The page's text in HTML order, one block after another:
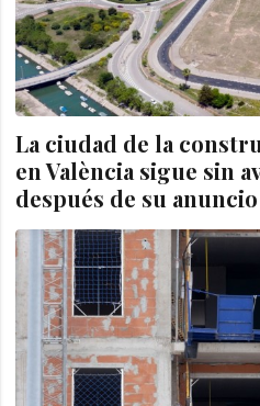
La ciudad de la
en València sigue sin
después de su anuncio